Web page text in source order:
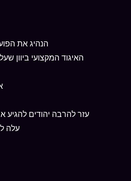
הנהיג את
האיגוד המקצועי ביוון
עזר להרבה יהודים
עלה לארץ בשנת